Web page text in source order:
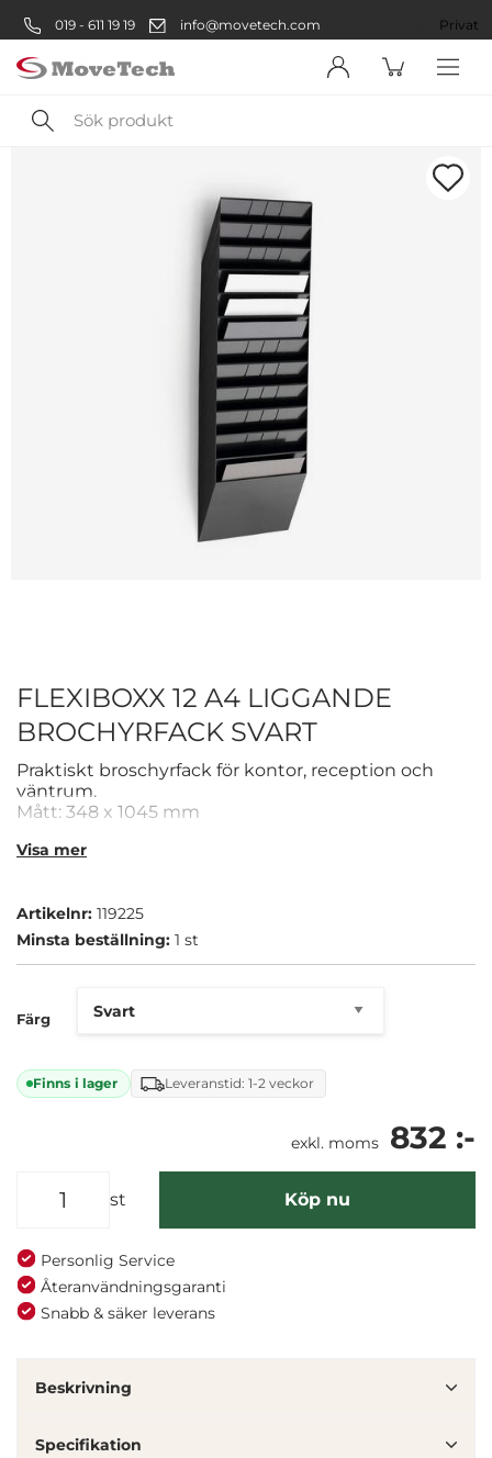
Vi använder enhetsidentifierare för att anpassa innehållet
019 - 611 19 19 info@movetech.com Privat
Sök
produkt
FLEXIBOXX 12 A4 LIGGANDE
BROCHYRFACK SVART
Praktiskt broschyrfack för kontor, reception och
väntrum.
Mått: 348 x 1045 mm
Visa mer
Artikelnr: 119225
Minsta beställning: 1 st
Färg
Finns i lager Leveranstid: 1-2 veckor
exkl. moms 832 :-
st Köp nu
Personlig Service
Återanvändningsgaranti
Snabb & säker leverans
Beskrivning
Specifikation
Välkommen! Välj hur du vill
handla:
Företag
Privatperson